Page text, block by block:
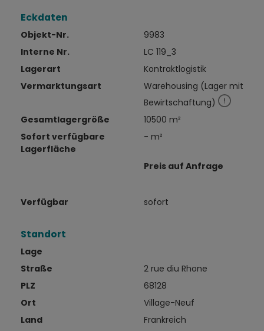
Eckdaten
Objekt-Nr.
9983
Interne Nr.
LC 119_3
Lagerart
Kontraktlogistik
Vermarktungsart
Warehousing (Lager mit
Bewirtschaftung)
Gesamtlagergröße
10500 m²
Sofort verfügbare
Lagerfläche
- m²
Preis auf Anfrage
Verfügbar sofort
Standort
Lage
Straße
2 rue diu Rhone
PLZ
68128
Ort
Village-Neuf
Land
Frankreich